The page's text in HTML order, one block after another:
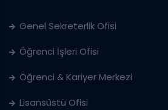
Genel Sekreterlik Ofisi
Öğrenci İşleri Ofisi
Öğrenci & Kariyer Merkezi
Lisansüstü Ofisi